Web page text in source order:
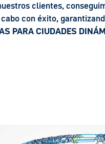
clientes,
con éxito,
PARA CIUDADES